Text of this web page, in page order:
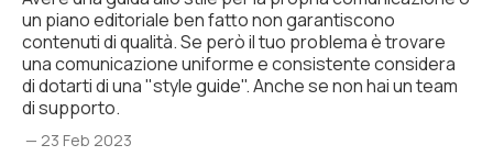
un piano editoriale ben fatto non garantiscono
contenuti di qualità. Se però il tuo problema è trovare
una comunicazione uniforme e consistente considera
di dotarti di una "style guide". Anche se non hai un team
di supporto.
— 23 Feb 2023